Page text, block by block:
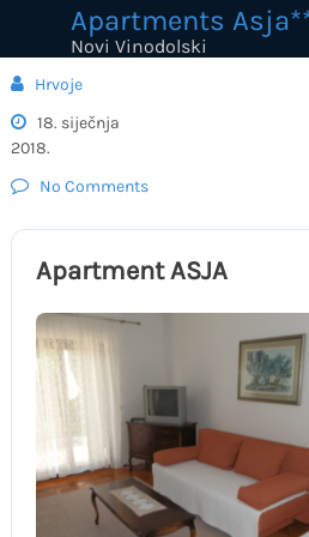
content
Apartments
Novi Vinodolski
Hrvoje
18. siječnja
2018.
No Comments
Apartment ASJA